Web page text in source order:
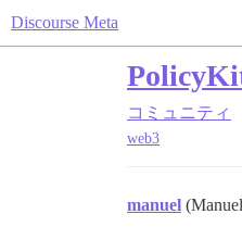
Discourse Meta
コミュニティ
web3
manuel